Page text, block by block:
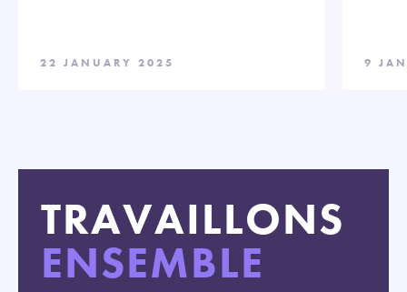
22 JANUARY 2025 9
TRAVAILLONS
ENSEMBLE